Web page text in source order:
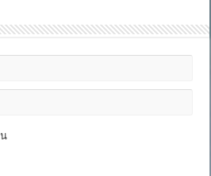
AC3